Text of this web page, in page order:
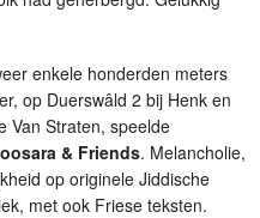
enkele honderden meters
op Duerswâld 2 bij Henk en
Van Straten, speelde
& Friends. Melancholie,
op originele Jiddische
met ook Friese teksten.